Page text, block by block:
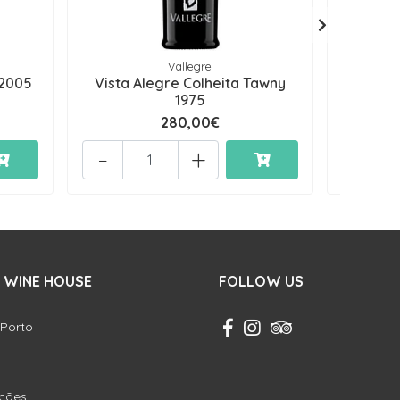
Vallegre
Vista Alegre Colheita Tawny
1975
280,00€
+
-
HOUSE FOLLOW US